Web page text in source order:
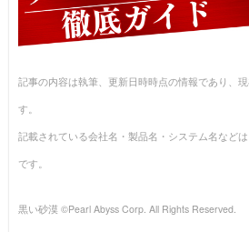
記事の内容は執筆、更新日時時点の情報であり、
す。
記載されている会社名・製品名・システム名など
です。
黒い砂漠 ©Pearl Abyss Corp. All Rights Reserved.